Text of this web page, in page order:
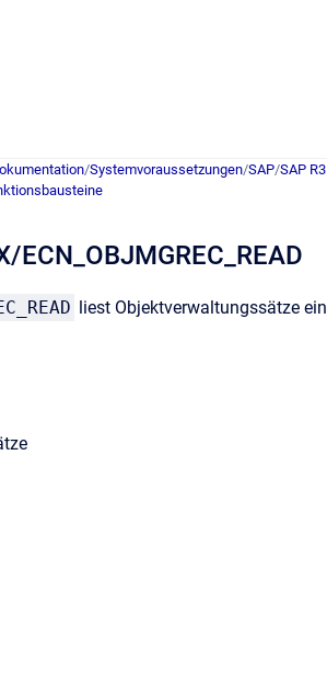
/Systemvoraussetzungen/SAP/SAP
ECN_OBJMGREC_READ
liest Objektverwaltungssätze